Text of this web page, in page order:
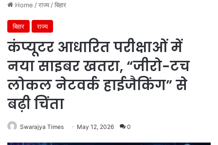
Home /राज्य /बिहार
बिहार राज्य
कंप्यूटर आधारित परीक्षाओं में
नया साइबर खतरा, “जीरो-टच
लोकल नेटवर्क हाईजैकिंग” से
बढ़ी चिंता
Swarajya Times May 12, 2026 0